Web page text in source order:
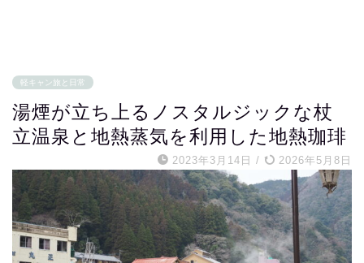
軽キャン旅と日常
湯煙が立ち上るノスタルジックな杖
立温泉と地熱蒸気を利用した地熱珈琲
2023年3月14日 / 2026年5月8日